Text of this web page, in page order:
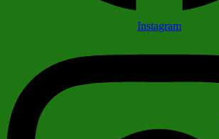
Instagram